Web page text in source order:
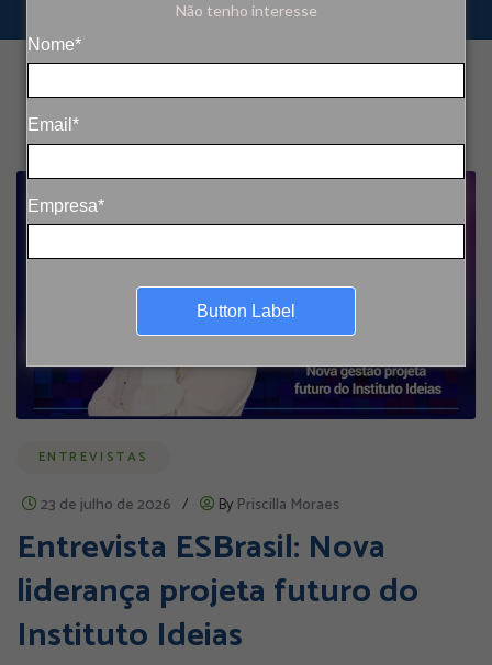
Não tenho interesse
Nome*
Email*
Empresa*
Button Label
ENTREVISTAS
23 de julho de 2026 / By Priscilla Moraes
Entrevista ESBrasil: Nova
liderança projeta futuro do
Instituto Ideias